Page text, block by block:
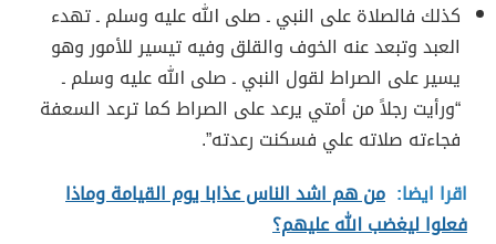
كذلك فالصلاة على النبي ـ صلى الله عليه وسلم ـ تهدء
العبد وتبعد عنه الخوف والقلق وفيه تيسير للأمور وهو
يسير على الصراط لقول النبي ـ صلى الله عليه وسلم ـ
“ورأيت رجلاً من أمتي يرعد على الصراط كما ترعد السعفة
فجاءته صلاته علي فسكنت رعدته”.
اقرا ايضا: من هم اشد الناس عذابا يوم القيامة وماذا
فعلوا ليغضب الله عليهم؟